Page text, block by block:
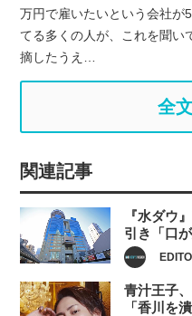
万円で雇いたいという会社が
てる多くの人が、これを聞い
摘したうえ…
全
関連記事
『水ダウ
引き「口
青汁王子
「香川を